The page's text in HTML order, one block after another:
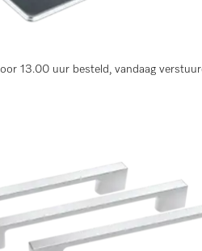
13.00 uur besteld, vandaag